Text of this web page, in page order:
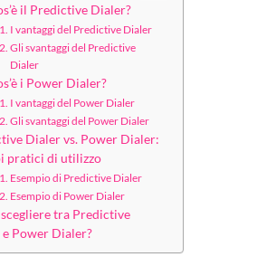
il Predictive Dialer?
I vantaggi del Predictive Dialer
Gli svantaggi del Predictive
Dialer
i Power Dialer?
I vantaggi del Power Dialer
Gli svantaggi del Power Dialer
Dialer vs. Power Dialer:
pratici di utilizzo
Esempio di Predictive Dialer
Esempio di Power Dialer
tra Predictive
Power Dialer?